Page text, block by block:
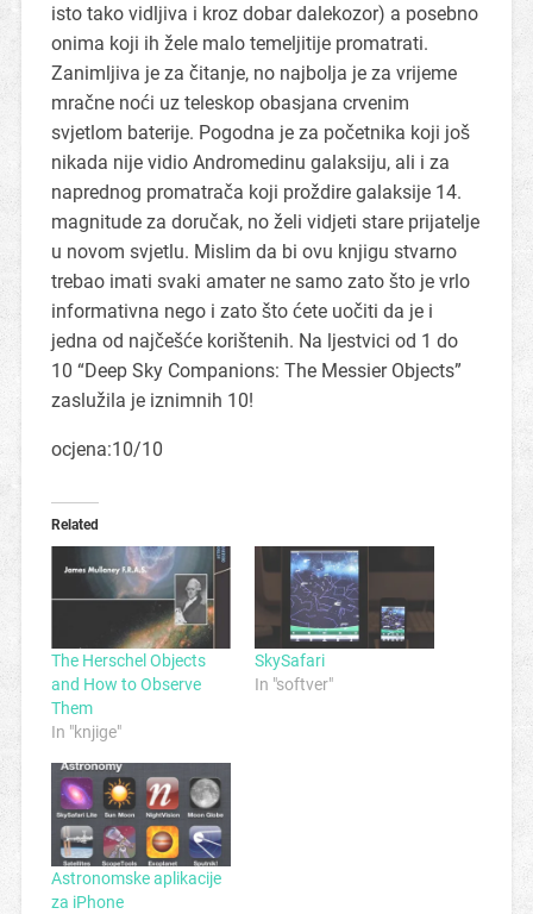
isto tako vidljiva i kroz dobar dalekozor) a posebno
onima koji ih žele malo temeljitije promatrati.
Zanimljiva je za čitanje, no najbolja je za vrijeme
mračne noći uz teleskop obasjana crvenim
svjetlom baterije. Pogodna je za početnika koji još
nikada nije vidio Andromedinu galaksiju, ali i za
naprednog promatrača koji proždire galaksije 14.
magnitude za doručak, no želi vidjeti stare prijatelje
u novom svjetlu. Mislim da bi ovu knjigu stvarno
trebao imati svaki amater ne samo zato što je vrlo
informativna nego i zato što ćete uočiti da je i
jedna od najčešće korištenih. Na ljestvici od 1 do
10 “Deep Sky Companions: The Messier Objects”
zaslužila je iznimnih 10!
ocjena:10/10
Related
The Herschel Objects
and How to Observe
Them
In "knjige"
SkySafari
In "softver"
Astronomske aplikacije
za iPhone